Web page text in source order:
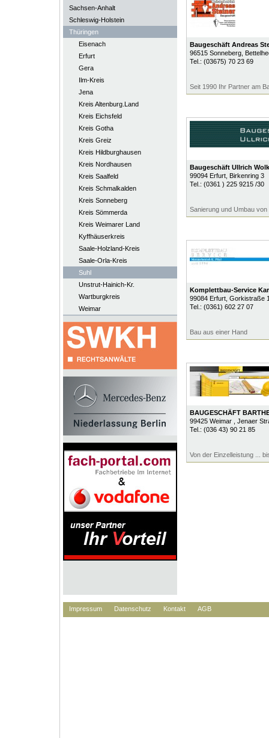
Sachsen-Anhalt
Schleswig-Holstein
Thüringen
Eisenach
Erfurt
Gera
Ilm-Kreis
Jena
Kreis Altenburg.Land
Kreis Eichsfeld
Kreis Gotha
Kreis Greiz
Kreis Hildburghausen
Kreis Nordhausen
Kreis Saalfeld
Kreis Schmalkalden
Kreis Sonneberg
Kreis Sömmerda
Kreis Weimarer Land
Kyffhäuserkreis
Saale-Holzland-Kreis
Saale-Orla-Kreis
Suhl
Unstrut-Hainich-Kr.
Wartburgkreis
Weimar
Baugeschäft Andreas
96515 Sonneberg,
Tel.: (03675) 70 23 69
Seit 1990 Ihr Partner am
Baugeschäft Ullrich
99094 Erfurt, Birkenring 3
Tel.: (0361 ) 225 9215 /30
Sanierung und Umbau
Komplettbau-Service
99084 Erfurt, Gorkistraße
Tel.: (0361) 602 27 07
Bau aus einer Hand
BAUGESCHÄFT
99425 Weimar
, Jenaer
Tel.: (036 43) 90 21 85
Von der Einzelleistung ...
Impressum Datenschutz Kontakt AGB